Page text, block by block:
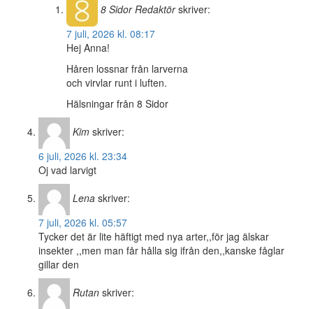
8 SidorRedaktör skriver:
7 juli, 2026 kl. 08:17
Hej Anna!
Håren lossnar från larverna
och virvlar runt i luften.
Hälsningar från 8 Sidor
Kim skriver:
6 juli, 2026 kl. 23:34
Oj vad larvigt
Lena skriver:
7 juli, 2026 kl. 05:57
Tycker det är lite häftigt med nya arter,,för jag älskar
insekter ,,men man får hålla sig ifrån den,,kanske fåglar
gillar den
Rutan skriver: